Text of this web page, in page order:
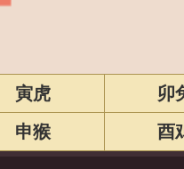
寅虎 卯
申猴 酉